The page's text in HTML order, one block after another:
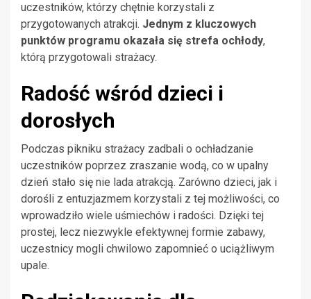
uczestników, którzy chętnie korzystali z
przygotowanych atrakcji. Jednym z kluczowych
punktów programu okazała się strefa ochłody,
którą przygotowali strażacy.
Radość wśród dzieci i
dorosłych
Podczas pikniku strażacy zadbali o ochładzanie
uczestników poprzez zraszanie wodą, co w upalny
dzień stało się nie lada atrakcją. Zarówno dzieci, jak i
dorośli z entuzjazmem korzystali z tej możliwości, co
wprowadziło wiele uśmiechów i radości. Dzięki tej
prostej, lecz niezwykle efektywnej formie zabawy,
uczestnicy mogli chwilowo zapomnieć o uciążliwym
upale.